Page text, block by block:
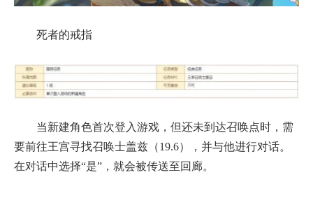
死者的戒指
当新建角色首次登入游戏，但还未到达召唤点时，需
要前往王宫寻找召唤士盖兹（19.6），并与他进行对话。
在对话中选择“是”，就会被传送至回廊。